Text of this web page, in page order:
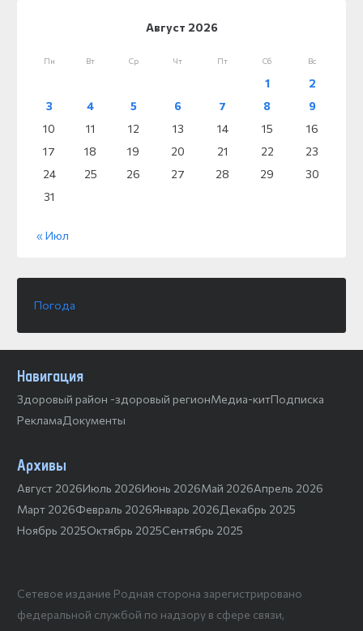
Август 2026
Пн Вт Ср Чт Пт Сб Вс
1
2
3
4 5 6 7 8
9
10
11 12 13 14 15
16
17
18 19 20 21 22
23
24
25 26 27 28 29
30
31
« Июл
Погода
Навигация
Здоровый район -здоровый регионМедиа-китПодписка
РекламаДокументы
Архивы
Август 2026Июль 2026Июнь 2026Май 2026Апрель 2026
Март 2026Февраль 2026Январь 2026Декабрь 2025
Ноябрь 2025Октябрь 2025Сентябрь 2025
Сетевое издание Родная сторона зарегистрировано
федеральной службой по надзору в сфере связи,